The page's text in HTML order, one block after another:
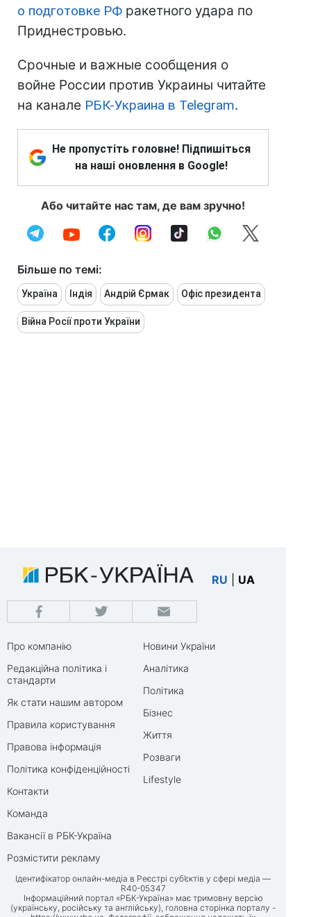
о подготовке РФ ракетного удара по
Приднестровью.
Срочные и важные сообщения о
войне России против Украины читайте
на канале РБК-Украина в Telegram.
Не пропустіть головне! Підпишіться
на наші оновлення в Google!
Або читайте нас там, де вам зручно!
Більше по темі:
Україна Індія Андрій Єрмак Офіс президента
Війна Росії проти України
RU UA
Про компанію
Редакційна політика і
стандарти
Як стати нашим автором
Правила користування
Правова інформація
Політика конфіденційності
Контакти
Команда
Вакансії в РБК-Україна
Розмістити рекламу
Новини України
Аналітика
Політика
Бізнес
Життя
Розваги
Lifestyle
Ідентифікатор онлайн-медіа в Реєстрі суб’єктів у сфері медіа —
R40-05347
Інформаційний портал «РБК-Україна» має тримовну версію
(українську, російську та англійську), головна сторінка порталу -